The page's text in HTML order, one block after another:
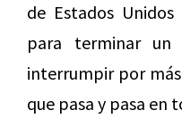
de Estados
para terminar
interrumpir por
que pasa y pasa en